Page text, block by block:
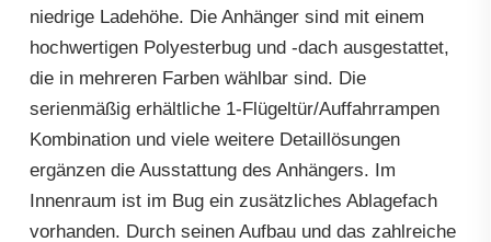
niedrige Ladehöhe. Die Anhänger sind mit einem
hochwertigen Polyesterbug und -dach ausgestattet,
die in mehreren Farben wählbar sind. Die
serienmäßig erhältliche 1-Flügeltür/Auffahrrampen
Kombination und viele weitere Detaillösungen
ergänzen die Ausstattung des Anhängers. Im
Innenraum ist im Bug ein zusätzliches Ablagefach
vorhanden. Durch seinen Aufbau und das zahlreiche